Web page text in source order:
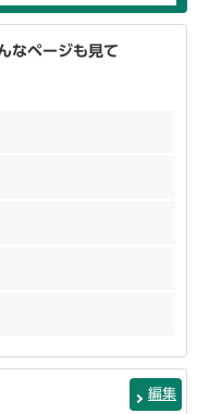
なページも見て
編集